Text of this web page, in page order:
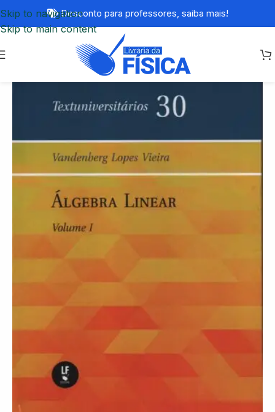
Skip to navigation
Skip to main content
Desconto para professores, saiba mais!